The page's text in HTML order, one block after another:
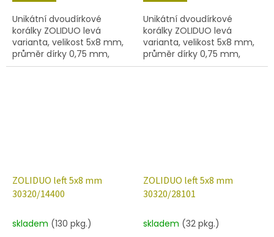
Unikátní dvoudírkové
korálky ZOLIDUO levá
varianta, velikost 5x8 mm,
průměr dírky 0,75 mm,
obsah balení 20 ks nebo
Unikátní dvoudírkové
korálky ZOLIDUO levá
varianta, velikost 5x8 mm,
průměr dírky 0,75 mm,
obsah balení 20 ks nebo
ZOLIDUO left 5x8 mm
30320/14400
skladem (130 pkg.)
ZOLIDUO left 5x8 mm
30320/28101
skladem (32 pkg.)